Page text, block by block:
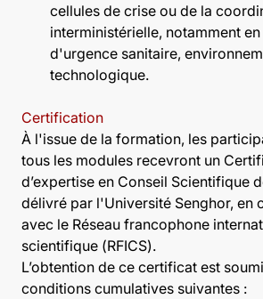
cellules de crise ou de la
interministérielle, notamment
d'urgence sanitaire,
technologique.
Certification
À l'issue de la formation, les
tous les modules recevront un
d’expertise en Conseil Scientifique
délivré par l'Université Senghor, en
avec le Réseau francophone
scientifique (RFICS).
L’obtention de ce certificat est
conditions cumulatives suivantes :